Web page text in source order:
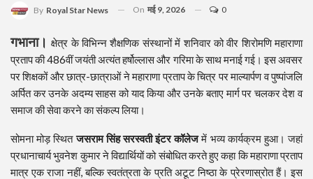
By Royal Star News On मई 9, 2026 0
गभाना। क्षेत्र के विभिन्न शैक्षणिक संस्थानों में शनिवार को वीर शिरोमणि महाराणा
प्रताप की 486वीं जयंती अत्यंत हर्षोल्लास और गरिमा के साथ मनाई गई। इस अवसर
पर शिक्षकों और छात्र-छात्राओं ने महाराणा प्रताप के चित्र पर माल्यार्पण व पुष्पांजलि
अर्पित कर उनके अदम्य साहस को याद किया और उनके बताए मार्ग पर चलकर देश व
समाज की सेवा करने का संकल्प लिया।
सोमना मोड़ स्थितजसराम सिंह सरस्वती इंटर कॉलेजमें भव्य कार्यक्रम हुआ। जहां
प्रधानाचार्य भुवनेश कुमार ने विद्यार्थियों को संबोधित करते हुए कहा कि महाराणा प्रताप
मात्र एक राजा नहीं, बल्कि स्वतंत्रता के प्रति अटूट निष्ठा के प्रेरणास्रोत हैं। इस